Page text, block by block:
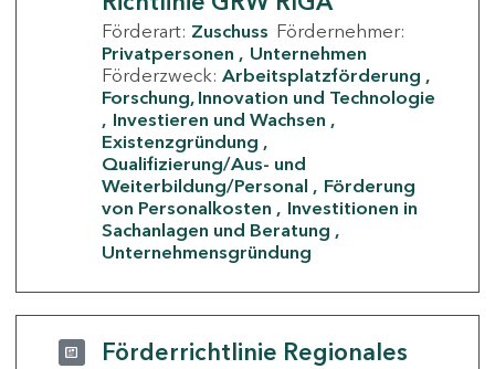
Förderart: Zuschuss Fördernehmer:
Privatpersonen
Unternehmen
Förderzweck: Arbeitsplatzförderung
Forschung, Innovation und Technologie
Investieren und Wachsen
Existenzgründung
Qualifizierung/Aus- und
Weiterbildung/Personal
Förderung
von Personalkosten
Investitionen in
Sachanlagen und Beratung
Unternehmensgründung
Förderrichtlinie Regionales